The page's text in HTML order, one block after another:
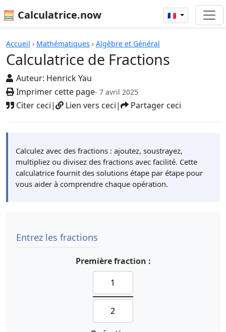
🧮 Calculatrice.now 🇫🇷
Accueil › Mathématiques › Algèbre et Général
Calculatrice de Fractions
Auteur: Henrick Yau
Imprimer cette page- 7 avril 2025
Citer ceci| Lien vers ceci| Partager ceci
Calculatrices
Calculez avec des fractions : ajoutez, soustrayez,
multipliez ou divisez des fractions avec facilité. Cette
calculatrice fournit des solutions étape par étape pour
vous aider à comprendre chaque opération.
Entrez les fractions
Première fraction :